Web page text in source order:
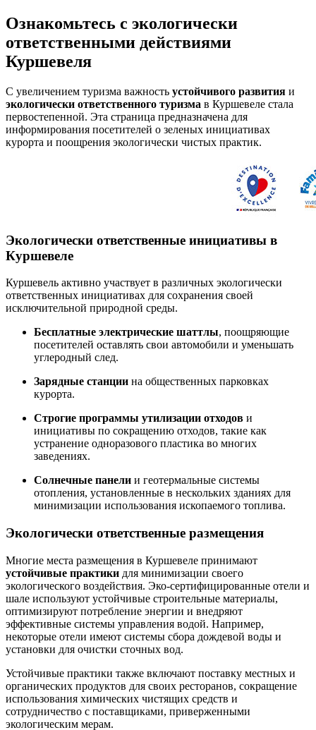
Ознакомьтесь с экологически
ответственными действиями
Куршевеля
С увеличением туризма важность устойчивого развития и
экологически ответственного туризма в Куршевеле стала
первостепенной. Эта страница предназначена для
информирования посетителей о зеленых инициативах
курорта и поощрения экологически чистых практик.
Экологически ответственные инициативы в
Куршевеле
Куршевель активно участвует в различных экологически
ответственных инициативах для сохранения своей
исключительной природной среды.
Бесплатные электрические шаттлы, поощряющие
посетителей оставлять свои автомобили и уменьшать
углеродный след.
Зарядные станции на общественных парковках
курорта.
Строгие программы утилизации отходов и
инициативы по сокращению отходов, такие как
устранение одноразового пластика во многих
заведениях.
Солнечные панели и геотермальные системы
отопления, установленные в нескольких зданиях для
минимизации использования ископаемого топлива.
Экологически ответственные размещения
Многие места размещения в Куршевеле принимают
устойчивые практики для минимизации своего
экологического воздействия. Эко-сертифицированные отели и
шале используют устойчивые строительные материалы,
оптимизируют потребление энергии и внедряют
эффективные системы управления водой. Например,
некоторые отели имеют системы сбора дождевой воды и
установки для очистки сточных вод.
Устойчивые практики также включают поставку местных и
органических продуктов для своих ресторанов, сокращение
использования химических чистящих средств и
сотрудничество с поставщиками, приверженными
экологическим мерам.